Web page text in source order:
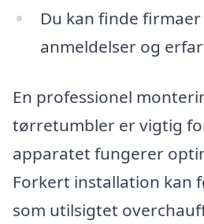
Du kan finde
anmeldelser og
En professionel
tørretumbler er vigtig
apparatet fungerer
Forkert installation kan
som utilsigtet